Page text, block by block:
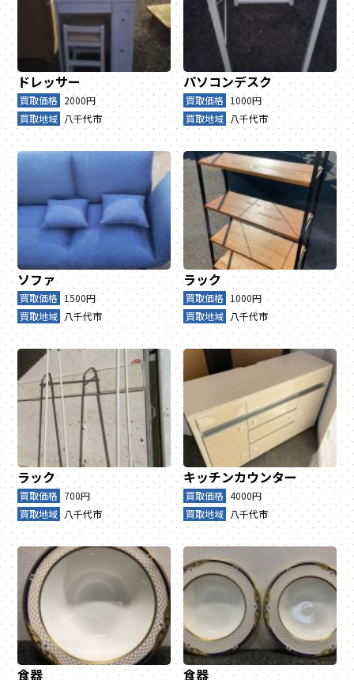
ドレッサー
買取価格 2000円
買取地域 八千代市
パソコンデスク
買取価格 1000円
買取地域 八千代市
ソファ
買取価格 1500円
買取地域 八千代市
ラック
買取価格 1000円
買取地域 八千代市
ラック
買取価格 700円
買取地域 八千代市
キッチンカウンター
買取価格 4000円
買取地域 八千代市
食器 食器